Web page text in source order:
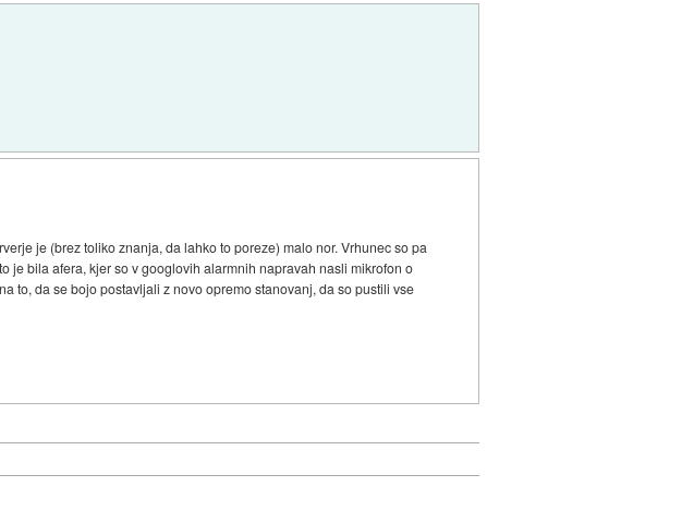
je (brez toliko znanja, da lahko to poreze) malo nor. Vrhunec so pa
je bila afera, kjer so v googlovih alarmnih napravah nasli mikrofon o
to, da se bojo postavljali z novo opremo stanovanj, da so pustili vse